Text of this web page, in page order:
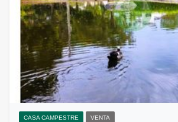
CASA CAMPESTRE VENTA